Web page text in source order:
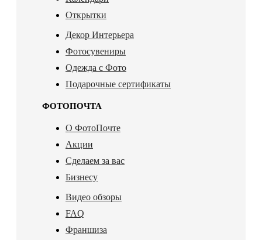
Открытки
Декор Интерьера
Фотосувениры
Одежда с Фото
Подарочные сертификаты
ФОТОПОЧТА
О ФотоПочте
Акции
Сделаем за вас
Бизнесу
Видео обзоры
FAQ
Франшиза